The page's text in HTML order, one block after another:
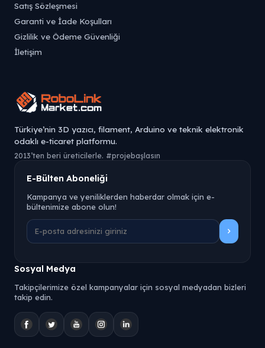
Satış Sözleşmesi
Garanti ve İade Koşulları
Gizlilik ve Ödeme Güvenliği
İletişim
Türkiye’nin 3D yazıcı, filament, Arduino ve teknik elektronik
odaklı e-ticaret platformu.
2013’ten beri üreticilerle. #projebaşlasın
E-Bülten Aboneliği
Kampanya ve yeniliklerden haberdar olmak için e-
bültenimize abone olun!
Sosyal Medya
Takipçilerimize özel kampanyalar için sosyal medyadan bizleri
takip edin.